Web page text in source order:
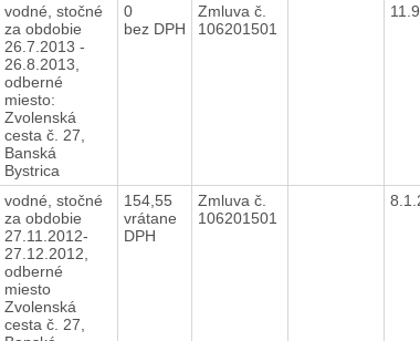
vodné, stočné
za obdobie
26.7.2013 -
26.8.2013,
odberné
miesto:
Zvolenská
cesta č. 27,
Banská
Bystrica
0
bez DPH
Zmluva č.
106201501
vodné, stočné
za obdobie
27.11.2012-
27.12.2012,
odberné
miesto
Zvolenská
cesta č. 27,
154,55
vrátane
DPH
Zmluva č.
106201501